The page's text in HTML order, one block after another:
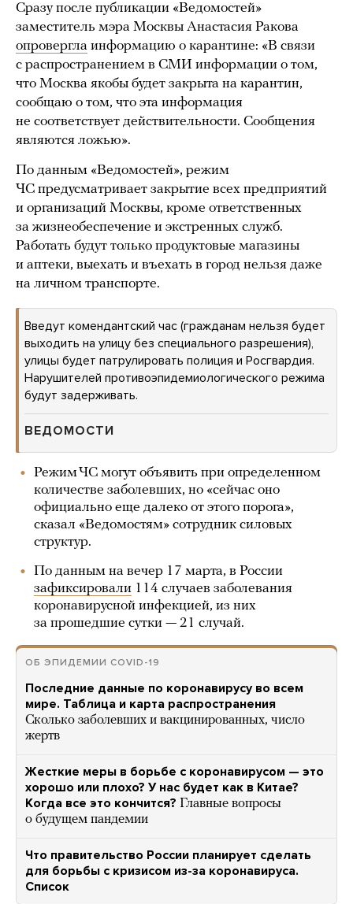
Сразу после публикации «Ведомостей»
заместитель мэра Москвы Анастасия Ракова
опровергла информацию о карантине: «В связи
с распространением в СМИ информации о том,
что Москва якобы будет закрыта на карантин,
сообщаю о том, что эта информация
не соответствует действительности. Сообщения
являются ложью».
По данным «Ведомостей», режим
ЧС предусматривает закрытие всех предприятий
и организаций Москвы, кроме ответственных
за жизнеобеспечение и экстренных служб.
Работать будут только продуктовые магазины
и аптеки, выехать и въехать в город нельзя даже
на личном транспорте.
Введут комендантский час (гражданам нельзя будет
выходить на улицу без специального разрешения),
улицы будет патрулировать полиция и Росгвардия.
Нарушителей противоэпидемиологического режима
будут задерживать.
ВЕДОМОСТИ
Режим ЧС могут объявить при определенном
количестве заболевших, но «сейчас оно
официально еще далеко от этого порога»,
сказал «Ведомостям» сотрудник силовых
структур.
По данным на вечер 17 марта, в России
зафиксировали 114 случаев заболевания
коронавирусной инфекцией, из них
за прошедшие сутки — 21 случай.
ОБ ЭПИДЕМИИ COVID-19
Последние данные по коронавирусу во всем
мире. Таблица и карта распространения
Сколько заболевших и вакцинированных, число
жертв
Жесткие меры в борьбе с коронавирусом — это
хорошо или плохо? У нас будет как в Китае?
Когда все это кончится? Главные вопросы
о будущем пандемии
Что правительство России планирует сделать
для борьбы с кризисом из-за коронавируса.
Список